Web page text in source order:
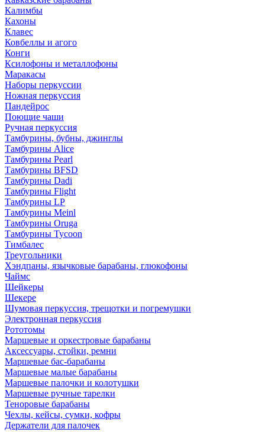
Калимбы
Кахоны
Клавес
Ковбеллы и агого
Конги
Ксилофоны и металлофоны
Маракасы
Наборы перкуссии
Ножная перкуссия
Пандейрос
Поющие чаши
Ручная перкуссия
Тамбурины, бубны, джинглы
Тамбурины Alice
Тамбурины Pearl
Тамбурины BFSD
Тамбурины Dadi
Тамбурины Flight
Тамбурины LP
Тамбурины Meinl
Тамбурины Oruga
Тамбурины Tycoon
Тимбалес
Треугольники
Хэндпаны, язычковые барабаны, глюкофоны
Чаймс
Шейкеры
Шекере
Шумовая перкуссия, трещотки и погремушки
Электронная перкуссия
Рототомы
Маршевые и оркестровые барабаны
Аксессуары, стойки, ремни
Маршевые бас-барабаны
Маршевые малые барабаны
Маршевые палочки и колотушки
Маршевые ручные тарелки
Теноровые барабаны
Чехлы, кейсы, сумки, кофры
Держатели для палочек